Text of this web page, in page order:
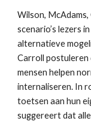
Wilson,
scenario’s lezers
alternatieve
Carroll
mensen helpen
internaliseren. In
toetsen aan hun
suggereert dat